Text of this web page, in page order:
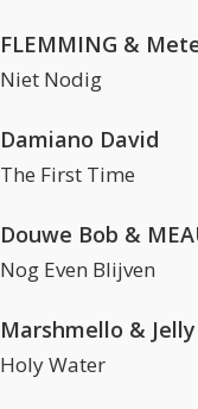
FLEMMING &
Niet Nodig
Damiano David
The First Time
Douwe Bob &
Nog Even Blijven
Marshmello &
Holy Water